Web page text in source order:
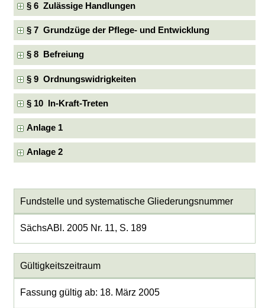
§ 6 Zulässige Handlungen
§ 7 Grundzüge der Pflege- und Entwicklung
§ 8 Befreiung
§ 9 Ordnungswidrigkeiten
§ 10 In-Kraft-Treten
Anlage 1
Anlage 2
Fundstelle und systematische Gliederungsnummer
SächsABl. 2005 Nr. 11, S. 189
Gültigkeitszeitraum
Fassung gültig ab: 18. März 2005